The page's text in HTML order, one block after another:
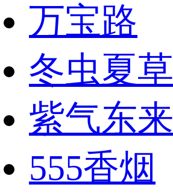
万宝路
冬虫夏草
紫气东来
555香烟